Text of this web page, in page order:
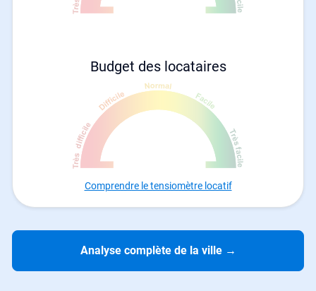
Budget des locataires
Comprendre le tensiomètre locatif
Analyse complète de la ville →